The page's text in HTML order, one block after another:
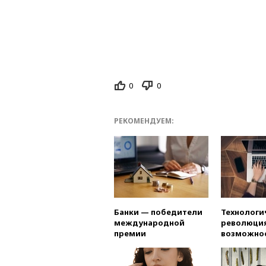
0 0
РЕКОМЕНДУЕМ:
Банки — победители
международной
премии